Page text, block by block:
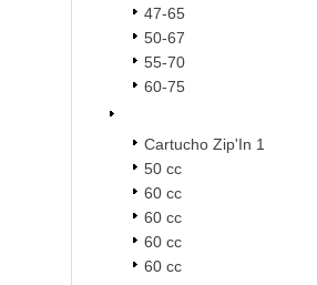
47-65
50-67
55-70
60-75
Cartucho Zip'In 1
50 cc
60 cc
60 cc
60 cc
60 cc